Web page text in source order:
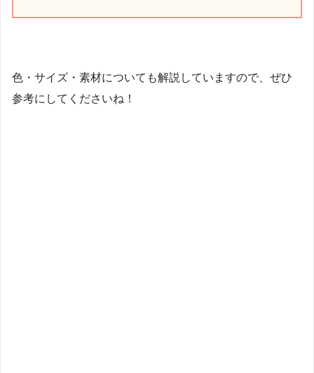
色・サイズ・素材についても解説していますので、ぜひ
参考にしてくださいね！